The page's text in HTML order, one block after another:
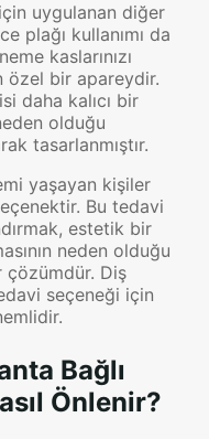
uygulanan diğer
plağı kullanımı da
kaslarınızı
özel bir apareydir.
daha kalıcı bir
olduğu
tasarlanmıştır.
yaşayan kişiler
Bu tedavi
estetik bir
neden olduğu
çözümdür. Diş
seçeneği için
Bağlı
Önlenir?